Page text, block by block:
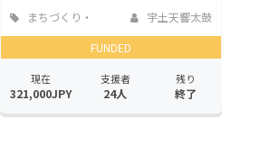
まちづくり・
宇土天響太鼓
FUNDED
現在
321,000JPY
支援者
24人
残り
終了